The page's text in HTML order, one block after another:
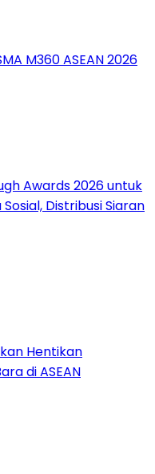
M360 ASEAN 2026
Awards 2026 untuk
Distribusi Siaran
Hentikan
di ASEAN